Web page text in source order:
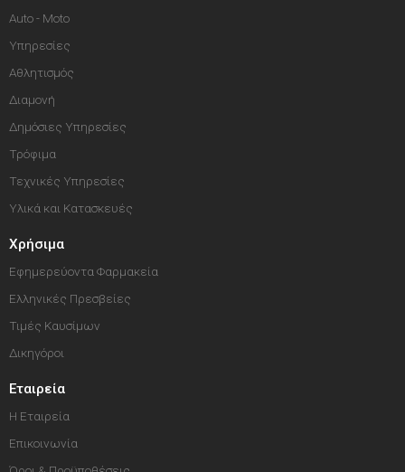
Auto - Moto
Υπηρεσίες
Αθλητισμός
Διαμονή
Δημόσιες Υπηρεσίες
Τρόφιμα
Τεχνικές Υπηρεσίες
Υλικά και Κατασκευές
Χρήσιμα
Εφημερεύοντα Φαρμακεία
Ελληνικές Πρεσβείες
Τιμές Καυσίμων
Δικηγόροι
Εταιρεία
Η Εταιρεία
Επικοινωνία